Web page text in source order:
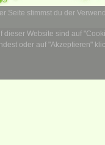
Seite stimmst du der
dieser Website sind auf
oder auf "Akzeptieren"